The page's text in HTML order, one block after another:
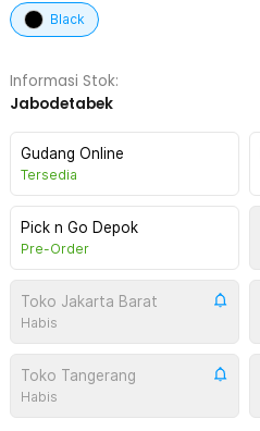
Black
Informasi Stok:
Jabodetabek
Gudang Online
Tersedia
Pick n Go Depok
Pre-Order
Toko Jakarta Barat
Habis
Toko Tangerang
Habis